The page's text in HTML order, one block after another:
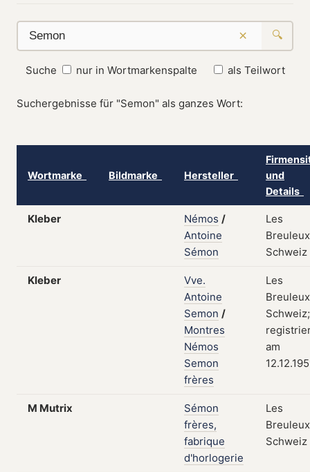
× 🔍
Suche nur in Wortmarkenspalte als Teilwort
Suchergebnisse für "Semon" als ganzes Wort:
Wortmarke Bildmarke Hersteller
und
Details
Kleber Némos /
Antoine
Sémon
Les
Schweiz
Kleber
Vve.
Antoine
Semon /
Montres
Némos
Semon
frères
Les
Schweiz;
am
M Mutrix
Sémon
frères,
fabrique
d'horlogerie
Les
Schweiz